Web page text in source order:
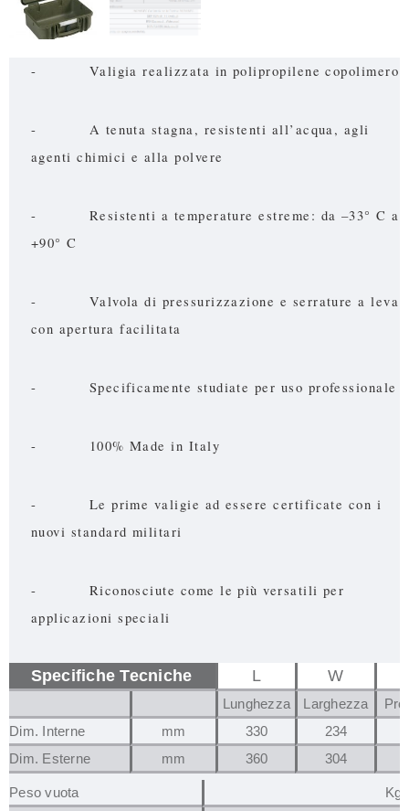
- Valigia realizzata in polipropilene copolimero
- A tenuta stagna, resistenti all’acqua, agli
agenti chimici e alla polvere
- Resistenti a temperature estreme: da –33° C a
+90° C
- Valvola di pressurizzazione e serrature a leva
con apertura facilitata
- Specificamente studiate per uso professionale
- 100% Made in Italy
- Le prime valigie ad essere certificate con i
nuovi standard militari
- Riconosciute come le più versatili per
applicazioni speciali
Specifiche Tecniche L W
Lunghezza Larghezza
Dim. Interne
mm 330 234
Dim. Esterne
mm 360 304
Peso vuota
Kg